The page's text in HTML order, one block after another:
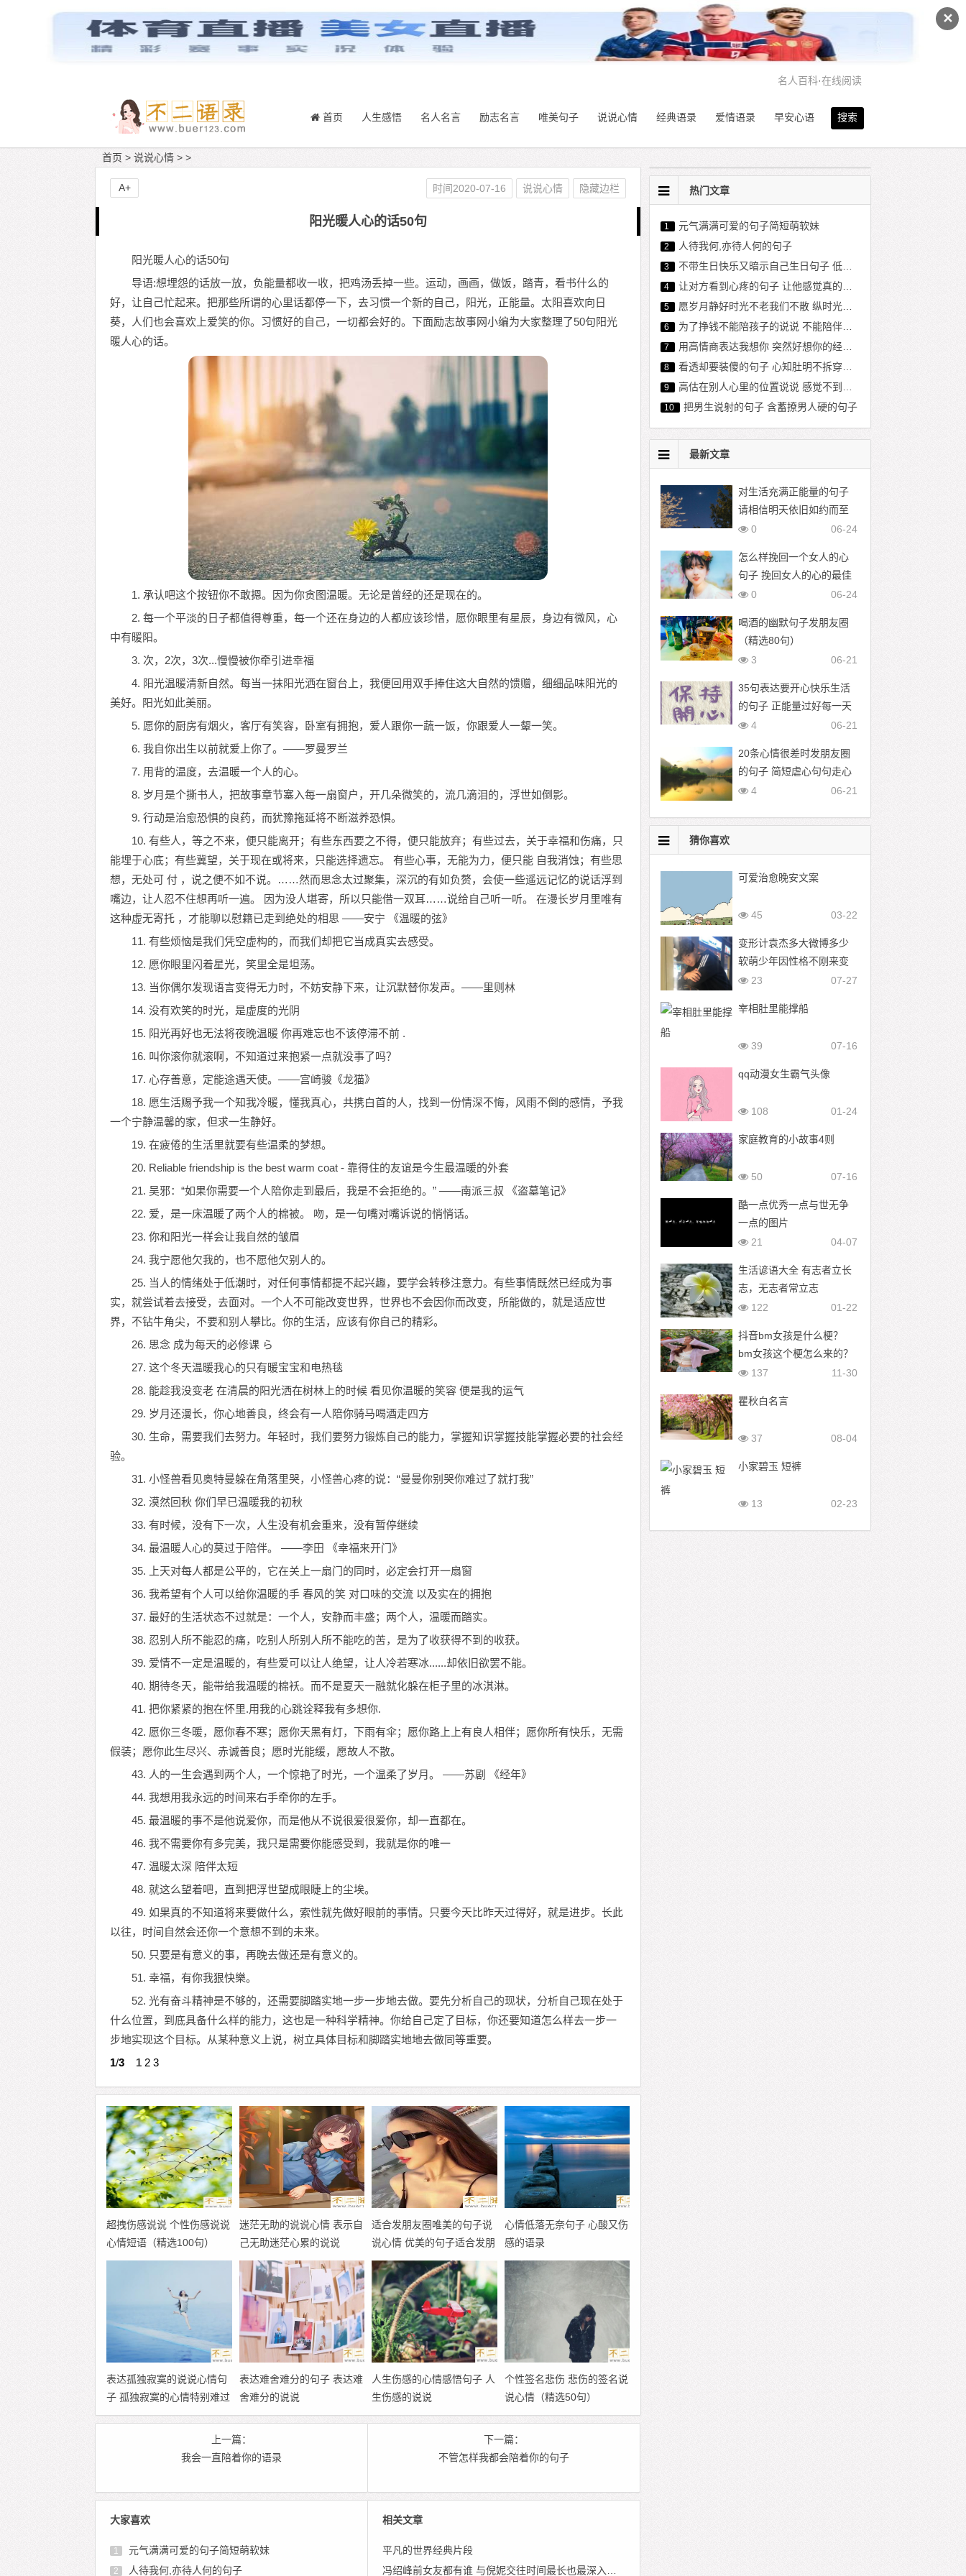
✕
名人百科·在线阅读
搜索
首页 人生感悟 名人名言 励志名言 唯美句子 说说心情 经典语录 爱情语录 早安心语
首页 > 说说心情 > >
阳光暖人心的话50句
阳光暖人心的话50句
导语:想埋怨的话放一放，负能量都收一收，把鸡汤丢掉一些。运动，画画，做饭，踏青，看书什么的
好，让自己忙起来。把那些所谓的心里话都停一下，去习惯一个新的自己，阳光，正能量。太阳喜欢向日
葵，人们也会喜欢上爱笑的你。习惯好的自己，一切都会好的。下面励志故事网小编为大家整理了50句阳光
暖人心的话。
1. 承认吧这个按钮你不敢摁。因为你贪图温暖。无论是曾经的还是现在的。
2. 每一个平淡的日子都值得尊重，每一个还在身边的人都应该珍惜，愿你眼里有星辰，身边有微风，心
中有暖阳。
3. 次，2次，3次...慢慢被你牵引进幸福
4. 阳光温暖清新自然。每当一抹阳光洒在窗台上，我便回用双手捧住这大自然的馈赠，细细品味阳光的
美好。阳光如此美丽。
5. 愿你的厨房有烟火，客厅有笑容，卧室有拥抱，爱人跟你一蔬一饭，你跟爱人一颦一笑。
6. 我自你出生以前就爱上你了。——罗曼罗兰
7. 用背的温度，去温暖一个人的心。
8. 岁月是个撕书人，把故事章节塞入每一扇窗户，开几朵微笑的，流几滴泪的，浮世如倒影。
9. 行动是治愈恐惧的良药，而犹豫拖延将不断滋养恐惧。
10. 有些人，等之不来，便只能离开；有些东西要之不得，便只能放弃；有些过去，关于幸福和伤痛，只
能埋于心底；有些冀望，关于现在或将来，只能选择遗忘。 有些心事，无能为力，便只能 自我消蚀；有些思
想，无处可 付 ，说之便不如不说。……然而思念太过聚集，深沉的有如负赘，会使一些遥远记忆的说话浮到
嘴边，让人忍不住想再听一遍。 因为没人堪寄，所以只能借一双耳……说给自己听一听。 在漫长岁月里唯有
这种虚无寄托 ，才能聊以慰籍已走到绝处的相思 ——安宁 《温暖的弦》
11. 有些烦恼是我们凭空虚构的，而我们却把它当成真实去感受。
12. 愿你眼里闪着星光，笑里全是坦荡。
13. 当你偶尔发现语言变得无力时，不妨安静下来，让沉默替你发声。——里则林
14. 没有欢笑的时光，是虚度的光阴
15. 阳光再好也无法将夜晚温暖 你再难忘也不该停滞不前 .
16. 叫你滚你就滚啊，不知道过来抱紧一点就没事了吗？
17. 心存善意，定能途遇天使。——宫崎骏《龙猫》
18. 愿生活赐予我一个知我冷暖，懂我真心，共携白首的人，找到一份情深不悔，风雨不倒的感情，予我
一个宁静温馨的家，但求一生静好。
19. 在疲倦的生活里就要有些温柔的梦想。
20. Reliable friendship is the best warm coat - 靠得住的友谊是今生最温暖的外套
21. 吴邪：“如果你需要一个人陪你走到最后，我是不会拒绝的。” ——南派三叔 《盗墓笔记》
22. 爱，是一床温暖了两个人的棉被。 吻，是一句嘴对嘴诉说的悄悄话。
23. 你和阳光一样会让我自然的皱眉
24. 我宁愿他欠我的，也不愿他欠别人的。
25. 当人的情绪处于低潮时，对任何事情都提不起兴趣，要学会转移注意力。有些事情既然已经成为事
实，就尝试着去接受，去面对。一个人不可能改变世界，世界也不会因你而改变，所能做的，就是适应世
界，不钻牛角尖，不要和别人攀比。你的生活，应该有你自己的精彩。
26. 思念 成为每天的必修课 ら
27. 这个冬天温暖我心的只有暖宝宝和电热毯
28. 能趁我没变老 在清晨的阳光洒在树林上的时候 看见你温暖的笑容 便是我的运气
29. 岁月还漫长，你心地善良，终会有一人陪你骑马喝酒走四方
30. 生命，需要我们去努力。年轻时，我们要努力锻炼自己的能力，掌握知识掌握技能掌握必要的社会经
验。
31. 小怪兽看见奥特曼躲在角落里哭，小怪兽心疼的说：“曼曼你别哭你难过了就打我”
32. 漠然回秋 你们早已温暖我的初秋
33. 有时候，没有下一次，人生没有机会重来，没有暂停继续
34. 最温暖人心的莫过于陪伴。 ——李田 《幸福来开门》
35. 上天对每人都是公平的，它在关上一扇门的同时，必定会打开一扇窗
36. 我希望有个人可以给你温暖的手 春风的笑 对口味的交流 以及实在的拥抱
37. 最好的生活状态不过就是：一个人，安静而丰盛；两个人，温暖而踏实。
38. 忍别人所不能忍的痛，吃别人所别人所不能吃的苦，是为了收获得不到的收获。
39. 爱情不一定是温暖的，有些爱可以让人绝望，让人冷若寒冰......却依旧欲罢不能。
40. 期待冬天，能带给我温暖的棉袄。而不是夏天一融就化躲在柜子里的冰淇淋。
41. 把你紧紧的抱在怀里.用我的心跳诠释我有多想你.
42. 愿你三冬暖，愿你春不寒；愿你天黑有灯，下雨有伞；愿你路上上有良人相伴；愿你所有快乐，无需
假装；愿你此生尽兴、赤诚善良；愿时光能缓，愿故人不散。
43. 人的一生会遇到两个人，一个惊艳了时光，一个温柔了岁月。 ——苏剧 《经年》
44. 我想用我永远的时间来右手牵你的左手。
45. 最温暖的事不是他说爱你，而是他从不说很爱很爱你，却一直都在。
46. 我不需要你有多完美，我只是需要你能感受到，我就是你的唯一
47. 温暖太深 陪伴太短
48. 就这么望着吧，直到把浮世望成眼睫上的尘埃。
49. 如果真的不知道将来要做什么，索性就先做好眼前的事情。只要今天比昨天过得好，就是进步。长此
以往，时间自然会还你一个意想不到的未来。
50. 只要是有意义的事，再晚去做还是有意义的。
51. 幸福，有你我狠快樂。
52. 光有奋斗精神是不够的，还需要脚踏实地一步一步地去做。要先分析自己的现状，分析自己现在处于
什么位置，到底具备什么样的能力，这也是一种科学精神。你给自己定了目标，你还要知道怎么样去一步一
步地实现这个目标。从某种意义上说，树立具体目标和脚踏实地地去做同等重要。
1/3 1 2 3
时间2020-07-16 说说心情 隐藏边栏
A+
超拽伤感说说 个性伤感说说
心情短语（精选100句）
迷茫无助的说说心情 表示自
己无助迷茫心累的说说
适合发朋友圈唯美的句子说
说心情 优美的句子适合发朋
友圈
心情低落无奈句子 心酸又伤
感的语录
表达孤独寂寞的说说心情句
子 孤独寂寞的心情特别难过
的心情说说
表达难舍难分的句子 表达难
舍难分的说说
人生伤感的心情感悟句子 人
生伤感的说说
个性签名悲伤 悲伤的签名说
说心情（精选50句）
上一篇：
我会一直陪着你的语录
下一篇：
不管怎样我都会陪着你的句子
大家喜欢
1 元气满满可爱的句子简短萌软妹
2 人待我何,亦待人何的句子
相关文章
平凡的世界经典片段
热门文章
1 元气满满可爱的句子简短萌软妹
2 人待我何,亦待人何的句子
3 不带生日快乐又暗示自己生日句子 低调内涵暗示生日说说
4 让对方看到心疼的句子 让他感觉真的失去你了
5 愿岁月静好时光不老我们不散 纵时光荏苒,愿岁月静好
6 为了挣钱不能陪孩子的说说 不能陪伴孩子心酸句子 亏欠孩子的经典语句
7 用高情商表达我想你 突然好想你的经典句子
8 看透却要装傻的句子 心知肚明不拆穿的句子
9 高估在别人心里的位置说说 感觉不到对方的在乎我的句子
10 把男生说射的句子 含蓄撩男人硬的句子
最新文章
对生活充满正能量的句子
请相信明天依旧如约而至
06-24
0
怎么样挽回一个女人的心
句子 挽回女人的心的最佳
语录
06-24
0
喝酒的幽默句子发朋友圈
（精选80句）
06-21
3
35句表达要开心快乐生活
的句子 正能量过好每一天
的文案
06-21
4
20条心情很差时发朋友圈
的句子 简短虐心句句走心
06-21
4
猜你喜欢
可爱治愈晚安文案
03-22
45
变形计袁杰多大微博多少
软萌少年因性格不刚来变
形突破自己
07-27
23
宰相肚里能撑船
07-16
39
qq动漫女生霸气头像
01-24
108
家庭教育的小故事4则
07-16
50
酷一点优秀一点与世无争
一点的图片
04-07
21
生活谚语大全 有志者立长
志，无志者常立志
01-22
122
抖音bm女孩是什么梗？
bm女孩这个梗怎么来的？
11-30
137
瞿秋白名言
08-04
37
小家碧玉 短裤
02-23
13